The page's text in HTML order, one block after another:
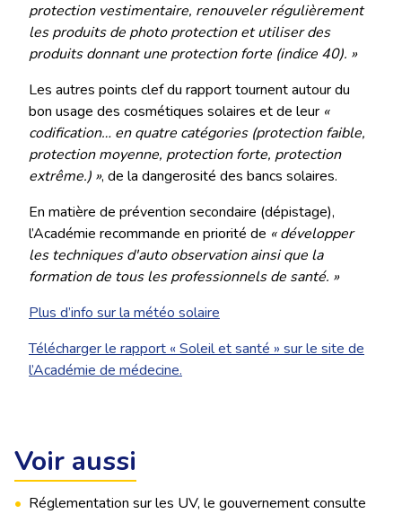
protection vestimentaire, renouveler régulièrement
les produits de photo protection et utiliser des
produits donnant une protection forte (indice 40). »
Les autres points clef du rapport tournent autour du
bon usage des cosmétiques solaires et de leur «
codification… en quatre catégories (protection faible,
protection moyenne, protection forte, protection
extrême.) », de la dangerosité des bancs solaires.
En matière de prévention secondaire (dépistage),
l’Académie recommande en priorité de « développer
les techniques d'auto observation ainsi que la
formation de tous les professionnels de santé. »
Plus d’info sur la météo solaire
Télécharger le rapport « Soleil et santé » sur le site de
l’Académie de médecine.
Voir aussi
• Réglementation sur les UV, le gouvernement consulte